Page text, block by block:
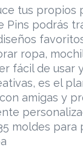
tus propios
Pins podrás
ropa,
fácil de usar
es el
amigas y
moldes para